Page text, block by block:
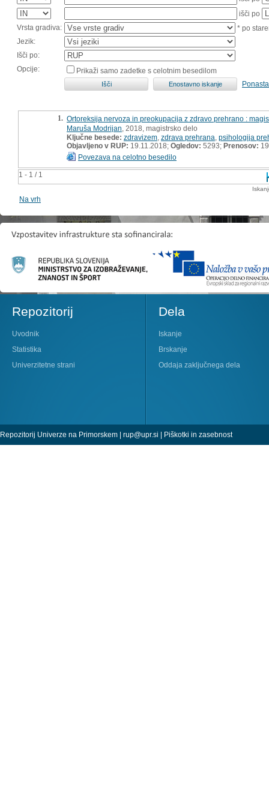
išči po
Vrsta gradiva:
* po
Jezik:
Išči po:
Opcije:
Prikaži samo zadetke s celotnim besedilom
1 - 1 / 1
1. Ortoreksija nervoza in preokupacija z zdravo prehrano :
Maruša Modrijan , 2018, magistrsko delo
Ključne besede: zdravizem zdrava prehrana psihologija
Objavljeno v RUP: 19.11.2018; Ogledov: 5293; Prenosov:
Povezava na celotno besedilo
Na vrh
Repozitorij
Uvodnik
Statistika
Univerzitetne strani
Dela
Iskanje
Brskanje
Oddaja zaključnega dela
Repozitorij Univerze na Primorskem | rup@upr.si | Piškotki in zasebnost